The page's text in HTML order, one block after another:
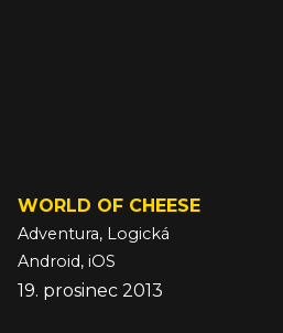
WORLD OF CHEESE
Adventura, Logická
Android, iOS
19. prosinec 2013